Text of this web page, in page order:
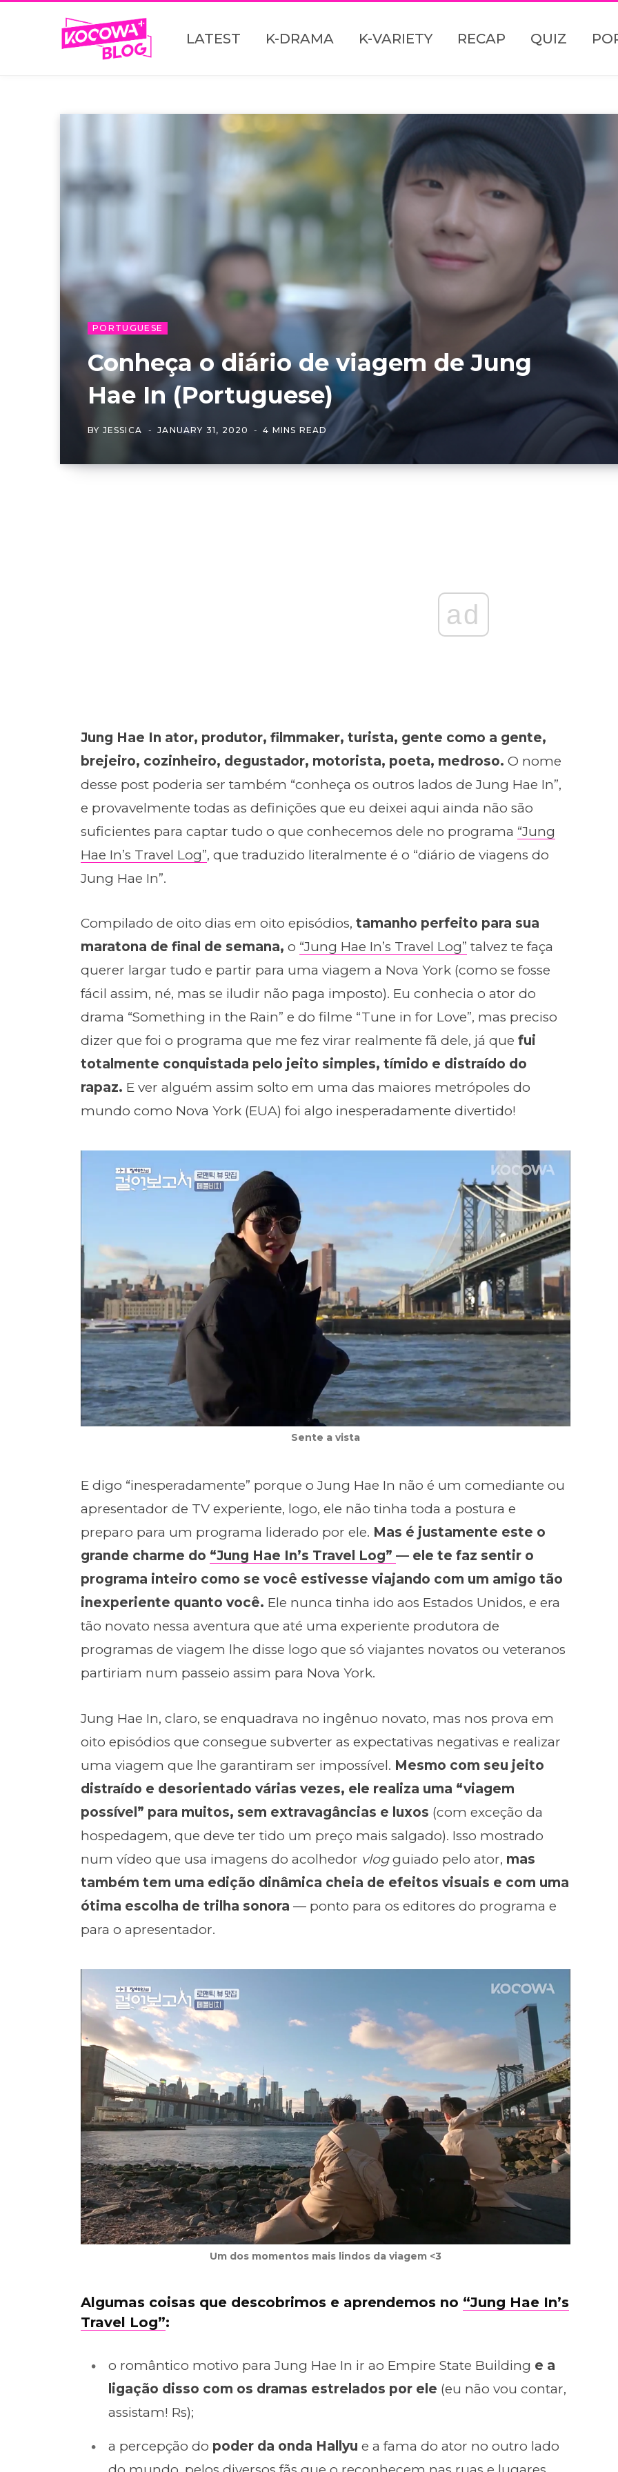
LATEST K-DRAMA K-VARIETY RECAP QUIZ
PORTUGUESE
Conheça o diário de viagem de Jung
Hae In (Portuguese)
BY JESSICA JANUARY 31, 2020 4 MINS READ
ad
Jung Hae In ator, produtor, filmmaker, turista, gente como a gente,
brejeiro, cozinheiro, degustador, motorista, poeta, medroso. O nome
desse post poderia ser também “conheça os outros lados de Jung Hae In”,
e provavelmente todas as definições que eu deixei aqui ainda não são
suficientes para captar tudo o que conhecemos dele no programa “Jung
Hae In’s Travel Log”, que traduzido literalmente é o “diário de viagens do
Jung Hae In”.
Compilado de oito dias em oito episódios, tamanho perfeito para sua
maratona de final de semana, o “Jung Hae In’s Travel Log” talvez te faça
querer largar tudo e partir para uma viagem a Nova York (como se fosse
fácil assim, né, mas se iludir não paga imposto). Eu conhecia o ator do
drama “Something in the Rain” e do filme “Tune in for Love”, mas preciso
dizer que foi o programa que me fez virar realmente fã dele, já que fui
totalmente conquistada pelo jeito simples, tímido e distraído do
rapaz. E ver alguém assim solto em uma das maiores metrópoles do
mundo como Nova York (EUA) foi algo inesperadamente divertido!
Sente a vista
E digo “inesperadamente” porque o Jung Hae In não é um comediante ou
apresentador de TV experiente, logo, ele não tinha toda a postura e
preparo para um programa liderado por ele. Mas é justamente este o
grande charme do “Jung Hae In’s Travel Log” — ele te faz sentir o
programa inteiro como se você estivesse viajando com um amigo tão
inexperiente quanto você. Ele nunca tinha ido aos Estados Unidos, e era
tão novato nessa aventura que até uma experiente produtora de
programas de viagem lhe disse logo que só viajantes novatos ou veteranos
partiriam num passeio assim para Nova York.
Jung Hae In, claro, se enquadrava no ingênuo novato, mas nos prova em
oito episódios que consegue subverter as expectativas negativas e realizar
uma viagem que lhe garantiram ser impossível. Mesmo com seu jeito
distraído e desorientado várias vezes, ele realiza uma “viagem
possível” para muitos, sem extravagâncias e luxos (com exceção da
hospedagem, que deve ter tido um preço mais salgado). Isso mostrado
num vídeo que usa imagens do acolhedor vlogguiado pelo ator, mas
também tem uma edição dinâmica cheia de efeitos visuais e com uma
ótima escolha de trilha sonora — ponto para os editores do programa e
para o apresentador.
Um dos momentos mais lindos da viagem <3
Algumas coisas que descobrimos e aprendemos no “Jung Hae In’s
Travel Log”:
o romântico motivo para Jung Hae In ir ao Empire State Building e a
ligação disso com os dramas estrelados por ele (eu não vou contar,
assistam! Rs);
a percepção do poder da onda Hallyu e a fama do ator no outro lado